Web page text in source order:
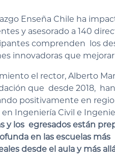
Enseña Chile ha
y asesorado a 140
comprenden los
innovadoras que
el rector, Alberto
que desde 2018,
positivamente en
Ingeniería Civil e
y los egresados están
en las escuelas más
desde el aula y más